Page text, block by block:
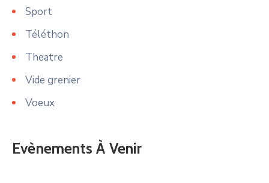
Sport
Téléthon
Theatre
Vide grenier
Voeux
Evènements À Venir